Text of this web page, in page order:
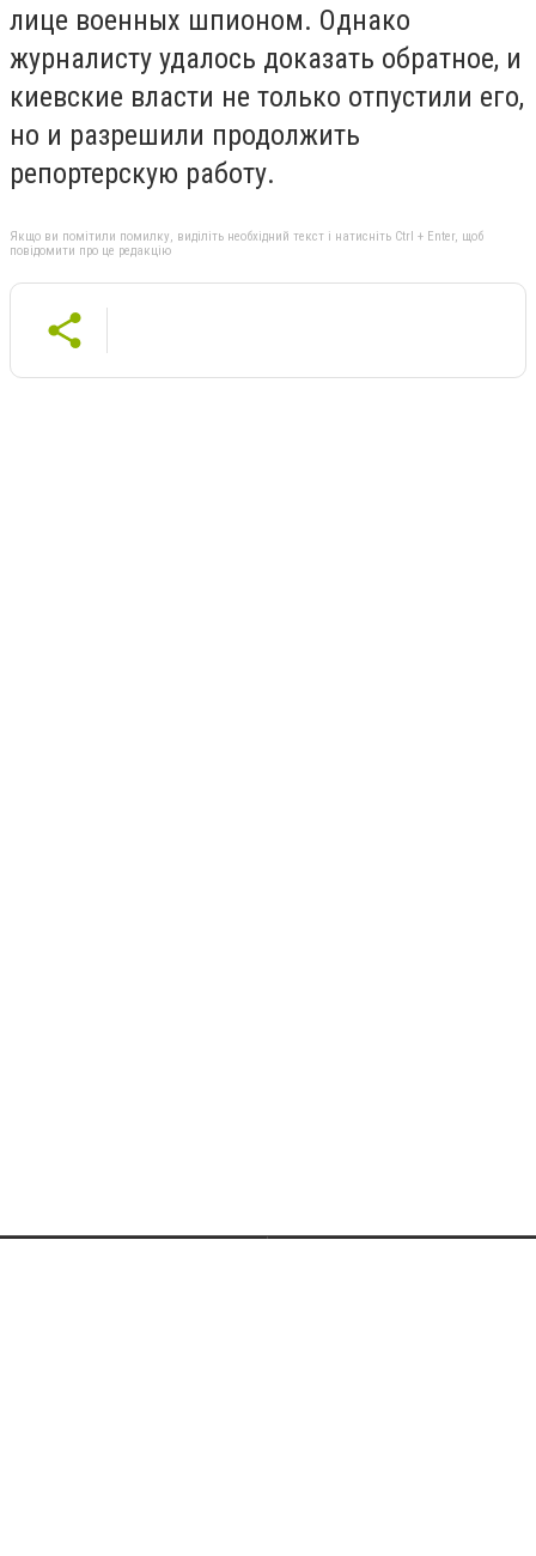
лице военных шпионом. Однако
журналисту удалось доказать обратное, и
киевские власти не только отпустили его,
но и разрешили продолжить
репортерскую работу.
Якщо ви помітили помилку, виділіть необхідний текст і натисніть Ctrl + Enter, щоб
повідомити про це редакцію